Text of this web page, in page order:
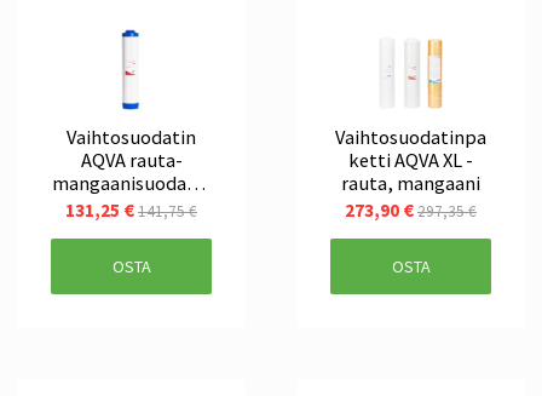
Vaihtosuodatin
AQVA rauta-
mangaanisuodatin
20 tuuman BB / XL-
131,25 €141,75 €
OSTA
Vaihtosuodatinpa
ketti AQVA XL -
rauta, mangaani
273,90 €297,35 €
OSTA